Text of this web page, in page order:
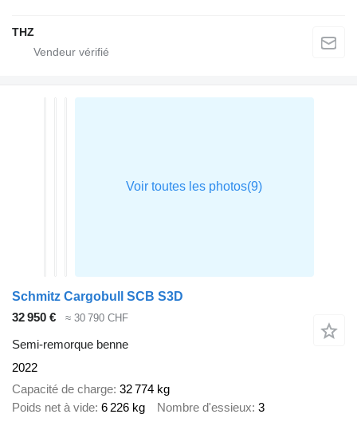
THZ
Schmitz Cargobull SCB S3D
32 950 €
≈ 30 790 CHF
Semi-remorque benne
2022
Capacité de charge 32 774 kg
Poids net à vide 6 226 kg Nombre d'essieux 3